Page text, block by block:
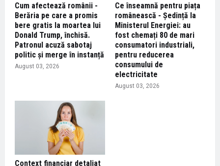
Cum afectează românii -
Berăria pe care a promis
bere gratis la moartea lui
Donald Trump, închisă.
Patronul acuză sabotaj
politic și merge în instanță
August 03, 2026
Ce înseamnă pentru piața
românească - Ședință la
Ministerul Energiei: au
fost chemați 80 de mari
consumatori industriali,
pentru reducerea
consumului de
electricitate
August 03, 2026
Context financiar detaliat